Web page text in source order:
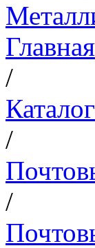
Главная
/
/
/